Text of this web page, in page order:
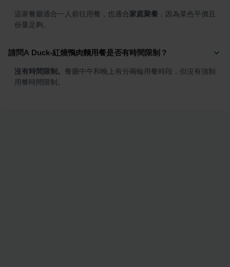
這家餐廳適合一人前往用餐，也適合家庭聚餐 ，因為菜色平價且
份量足夠。
請問A Duck-紅燒鴨肉麵用餐是否有時間限制？
沒有時間限制。 餐廳中午和晚上有分兩輪用餐時段，但沒有強制
用餐時間限制。